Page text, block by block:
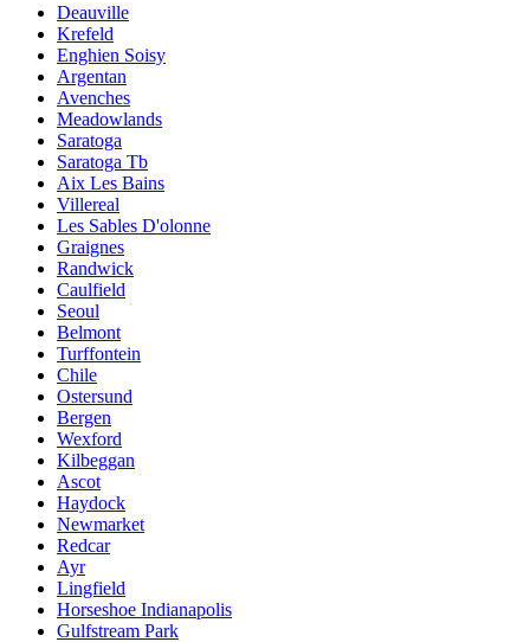
Deauville
Krefeld
Enghien Soisy
Argentan
Avenches
Meadowlands
Saratoga
Saratoga Tb
Aix Les Bains
Villereal
Les Sables D'olonne
Graignes
Randwick
Caulfield
Seoul
Belmont
Turffontein
Chile
Ostersund
Bergen
Wexford
Kilbeggan
Ascot
Haydock
Newmarket
Redcar
Ayr
Lingfield
Horseshoe Indianapolis
Gulfstream Park